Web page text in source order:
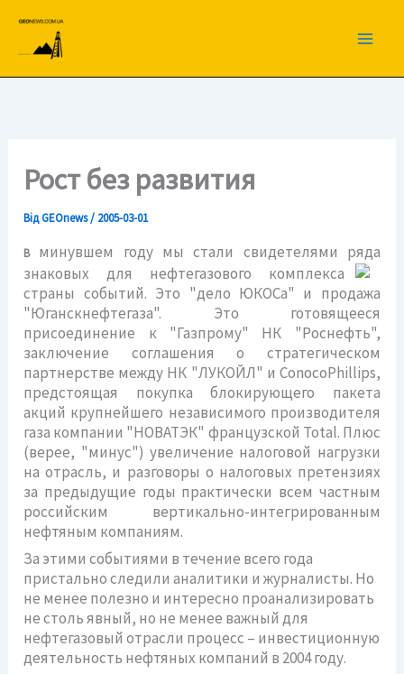
вмісту
Рост без развития
ВідGEOnews/ 2005-03-01
Вминувшем году мы стали свидетелями ряда
знаковых для нефтегазового комплекса
страны событий. Это "дело ЮКОСа" и продажа
"Юганскнефтегаза". Это готовящееся
присоединение к "Газпрому" НК "Роснефть",
заключение соглашения о стратегическом
партнерстве между НК "ЛУКОЙЛ" и ConocoPhillips,
предстоящая покупка блокирующего пакета
акций крупнейшего независимого производителя
газа компании "НОВАТЭК" французской Total. Плюс
(верее, "минус") увеличение налоговой нагрузки
на отрасль, и разговоры о налоговых претензиях
за предыдущие годы практически всем частным
российским вертикально-интегрированным
нефтяным компаниям.
За этими событиями в течение всего года
пристально следили аналитики и журналисты. Но
не менее полезно и интересно проанализировать
не столь явный, но не менее важный для
нефтегазовый отрасли процесс – инвестиционную
деятельность нефтяных компаний в 2004 году.